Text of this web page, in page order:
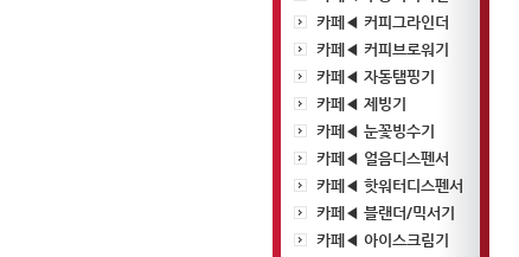
카페◀ 커피그라인더
카페◀ 커피브로워기
카페◀ 자동탬핑기
카페◀ 제빙기
카페◀ 눈꽃빙수기
카페◀ 얼음디스펜서
카페◀ 핫워터디스펜서
카페◀ 블랜더/믹서기
카페◀ 아이스크림기